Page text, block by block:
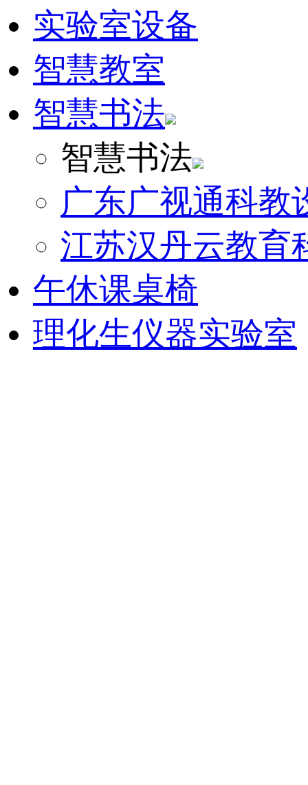
实验室设备
智慧教室
智慧书法
智慧书法
广东广视通科教
江苏汉丹云教育
午休课桌椅
理化生仪器实验室